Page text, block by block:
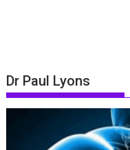
Dr Paul Lyons